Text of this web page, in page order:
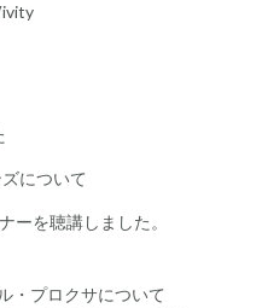
について
ーを聴講しました。
・プロクサについて